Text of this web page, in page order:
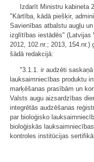
Izdarīt Ministru kabineta
"Kārtība, kādā piešķir,
Savienības atbalstu augļu
izglītības iestādēs" (Latvijas
2012, 102.nr.; 2013,
šādā redakcijā:
"3.1.1. ir audzēti
lauksaimniecības produktu
marķēšanas prasībām un
Valsts augu aizsardzības
integrētās audzēšanas
par bioloģisko
bioloģiskās
kontroles institūcijas